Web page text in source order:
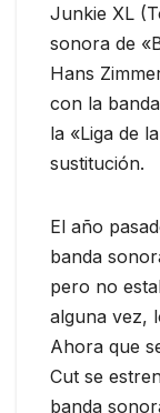
Junkie XL
sonora de
Hans
con la
la «Liga de
sustitución.
El año
banda
pero no
alguna vez,
Ahora que
Cut se
banda